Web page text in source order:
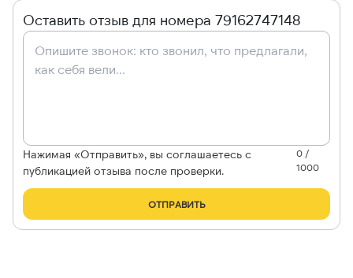
Оставить отзыв для номера 79162747148
Нажимая «Отправить», вы соглашаетесь с
публикацией отзыва после проверки.
0 /
1000
ОТПРАВИТЬ